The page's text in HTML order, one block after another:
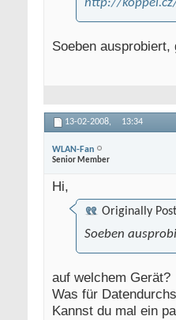
http://
Soeben ausprobiert,
13-02-2008, 13:34
WLAN-Fan
Senior Member
Hi,
Originally
Soeben
auf welchem Gerät?
Was für
Kannst du mal ein